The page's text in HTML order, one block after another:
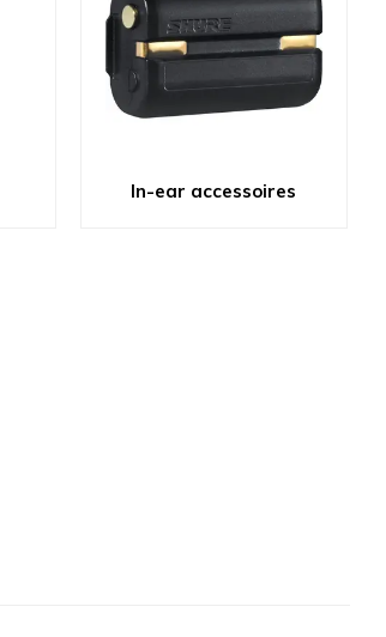
In-ear accessoires